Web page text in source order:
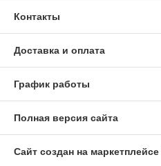
Контакты
Доставка и оплата
График работы
Полная версия сайта
Сайт создан на маркетплейсе